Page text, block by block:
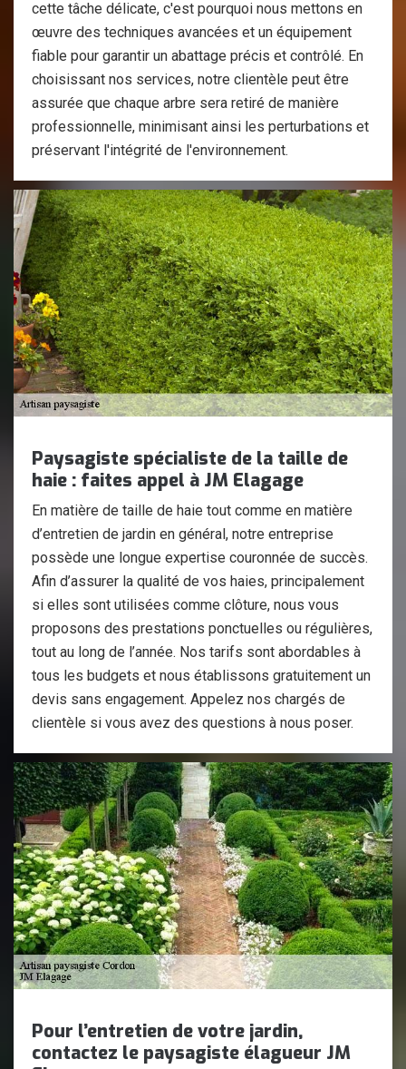
cette tâche délicate, c'est pourquoi nous mettons en
œuvre des techniques avancées et un équipement
fiable pour garantir un abattage précis et contrôlé. En
choisissant nos services, notre clientèle peut être
assurée que chaque arbre sera retiré de manière
professionnelle, minimisant ainsi les perturbations et
préservant l'intégrité de l'environnement.
Paysagiste spécialiste de la taille de
haie : faites appel à JM Elagage
En matière de taille de haie tout comme en matière
d’entretien de jardin en général, notre entreprise
possède une longue expertise couronnée de succès.
Afin d’assurer la qualité de vos haies, principalement
si elles sont utilisées comme clôture, nous vous
proposons des prestations ponctuelles ou régulières,
tout au long de l’année. Nos tarifs sont abordables à
tous les budgets et nous établissons gratuitement un
devis sans engagement. Appelez nos chargés de
clientèle si vous avez des questions à nous poser.
Pour l’entretien de votre jardin,
contactez le paysagiste élagueur JM